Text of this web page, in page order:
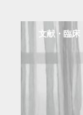
文献・臨床